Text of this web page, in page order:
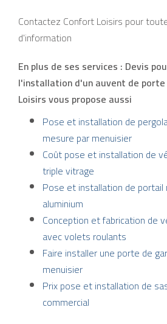
Contactez Confort Loisirs pour
d'information
En plus de ses services : Devis
l'installation d'un auvent de
Loisirs vous propose aussi
Pose et installation de
mesure par menuisier
Coût pose et installation de
triple vitrage
Pose et installation de portail
aluminium
Conception et fabrication de
avec volets roulants
Faire installer une porte de
menuisier
Prix pose et installation de
commercial